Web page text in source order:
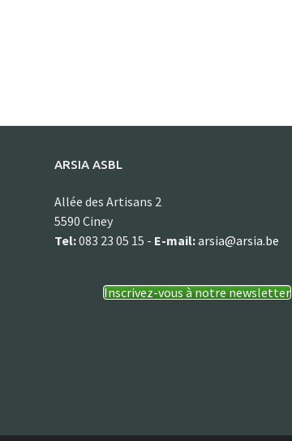
ARSIA ASBL
Allée des Artisans 2
5590 Ciney
Tel:083 23 05 15 - E-mail:arsia@arsia.be
Inscrivez-vous à notre newsletter